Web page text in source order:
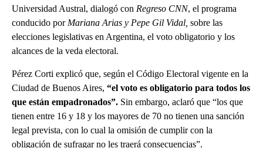
Universidad Austral, dialogó con Regreso CNN, el programa
conducido porMariana Arias y Pepe Gil Vidal, sobre las
elecciones legislativas en Argentina, el voto obligatorio y los
alcances de la veda electoral.
Pérez Corti explicó que, según el Código Electoral vigente en la
Ciudad de Buenos Aires, “el voto es obligatorio para todos los
que están empadronados”. Sin embargo, aclaró que “los que
tienen entre 16 y 18 y los mayores de 70 no tienen una sanción
legal prevista, con lo cual la omisión de cumplir con la
obligación de sufragar no les traerá consecuencias”.